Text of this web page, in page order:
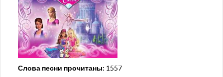
Слова песни прочитаны: 1557